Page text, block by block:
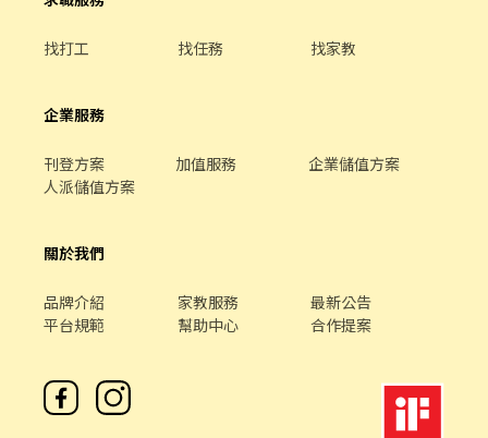
找打工 找任務 找家教
企業服務
刊登方案 加值服務
企業儲值方案
人派儲值方案
關於我們
品牌介紹 家教服務
最新公告
平台規範
幫助中心 合作提案